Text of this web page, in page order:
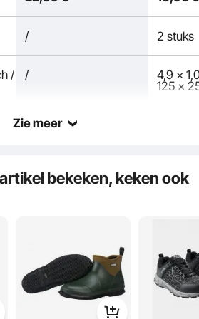
zinklegering met een matzwarte afwerking,
esthetiek van uw deur wordt verbeterd.
/ 2 stuks
/
/
4,9 x
125 x
Zie meer
bekeken, keken ook